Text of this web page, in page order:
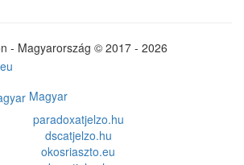
- Magyarország © 2017 - 2026
Magyar
paradoxatjelzo.hu
dscatjelzo.hu
okosriaszto.eu